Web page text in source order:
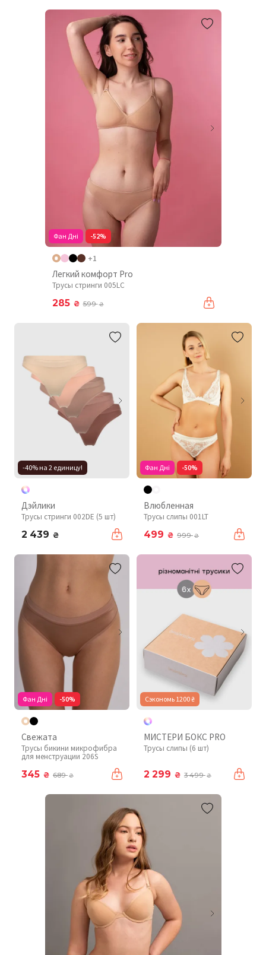
Фан Дні -52%
+1
Легкий комфорт Pro
Трусы стринги 005LC
285 ₴ 599₴
-40% на 2 единицу!
Дэйлики
Трусы стринги 002DE (5 шт)
2 439 ₴
Фан Дні -50%
Влюбленная
Трусы слипы 001LT
499 ₴ 999₴
Фан Дні -50%
Свежата
Трусы бикини микрофибра
для менструации 206S
345 ₴ 689₴
Сэкономь 1200 ₴
МИСТЕРИ БОКС PRO
Трусы слипы (6 шт)
2 299 ₴ 3 499₴